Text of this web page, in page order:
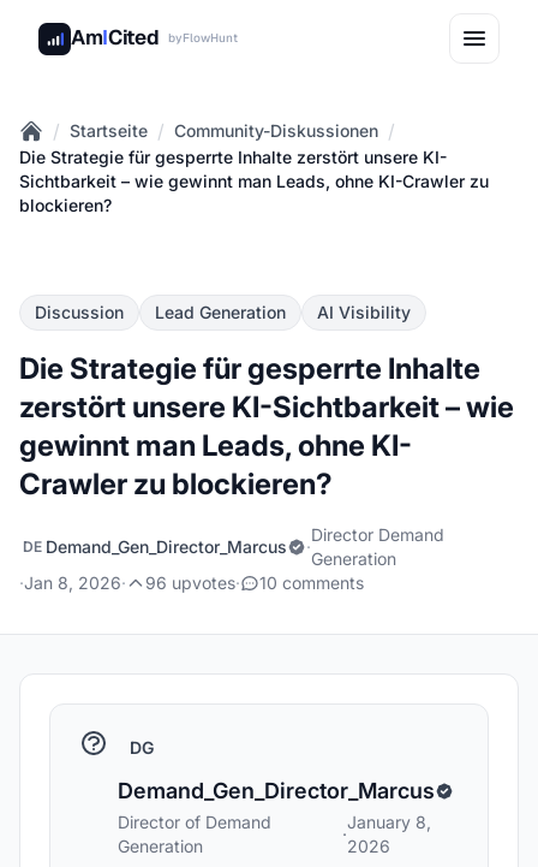
AmICited byFlowHunt
Home
/ Startseite / Community-Diskussionen /
Die Strategie für gesperrte Inhalte zerstört unsere KI-
Sichtbarkeit – wie gewinnt man Leads, ohne KI-Crawler zu
blockieren?
Discussion Lead Generation AI Visibility
Die Strategie für gesperrte Inhalte
zerstört unsere KI-Sichtbarkeit – wie
gewinnt man Leads, ohne KI-
Crawler zu blockieren?
DE Demand_Gen_Director_Marcus ·
Director Demand
Generation
·Jan 8, 2026· 96 upvotes· 10 comments
DG
Demand_Gen_Director_Marcus
Director of Demand
Generation
·
January 8,
2026